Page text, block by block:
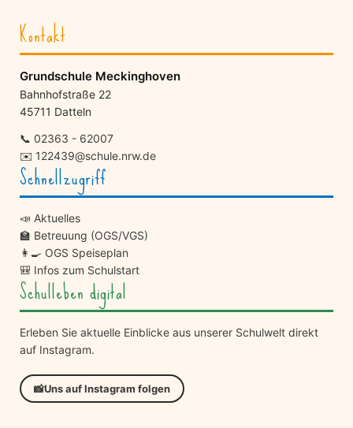
Kontakt
Grundschule Meckinghoven
Bahnhofstraße 22
45711 Datteln
📞 02363 - 62007
✉️ 122439@schule.nrw.de
Schnellzugriff
📣 Aktuelles
🏫 Betreuung (OGS/VGS)
👩‍🍳 OGS Speiseplan
🎒 Infos zum Schulstart
Schulleben digital
Erleben Sie aktuelle Einblicke aus unserer Schulwelt direkt
auf Instagram.
📸Uns auf Instagram folgen